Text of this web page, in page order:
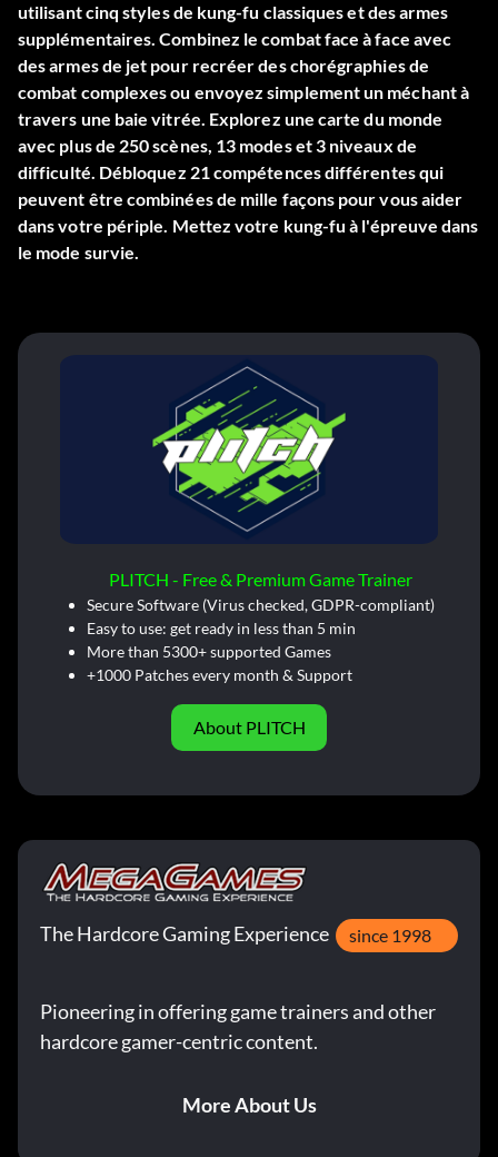
utilisant cinq styles de kung-fu classiques et des armes
supplémentaires. Combinez le combat face à face avec
des armes de jet pour recréer des chorégraphies de
combat complexes ou envoyez simplement un méchant à
travers une baie vitrée. Explorez une carte du monde
avec plus de 250 scènes, 13 modes et 3 niveaux de
difficulté. Débloquez 21 compétences différentes qui
peuvent être combinées de mille façons pour vous aider
dans votre périple. Mettez votre kung-fu à l'épreuve dans
le mode survie.
PLITCH - Free & Premium Game Trainer
Secure Software (Virus checked, GDPR-compliant)
Easy to use: get ready in less than 5 min
More than 5300+ supported Games
+1000 Patches every month & Support
About PLITCH
The Hardcore Gaming Experience since 1998
Pioneering in offering game trainers and other
hardcore gamer-centric content.
More About Us